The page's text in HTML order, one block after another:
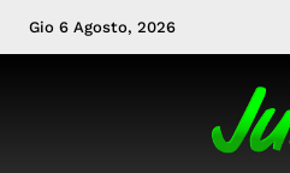
Gio 6 Agosto, 2026